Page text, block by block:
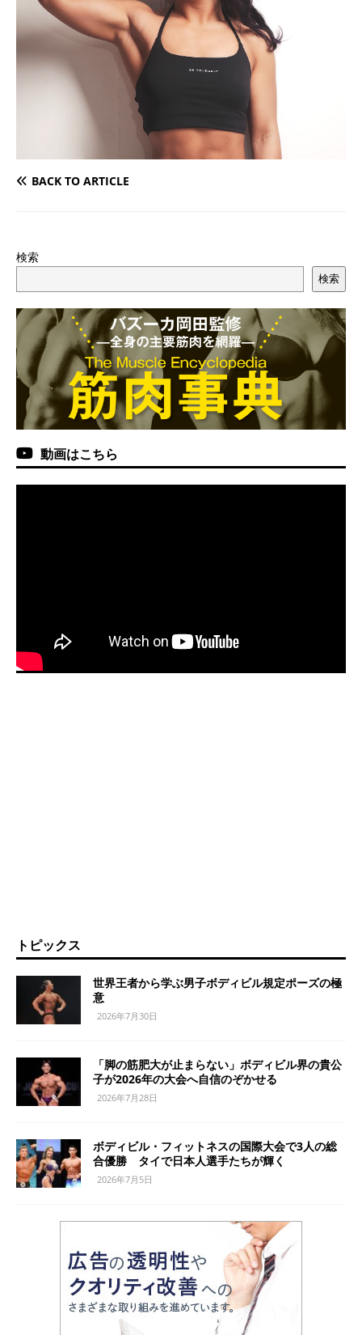
BACK TO ARTICLE
検索
検索
動画はこちら
トピックス
世界王者から学ぶ男子ボディビル規定ポーズの極
意
2026年7月30日
「脚の筋肥大が止まらない」ボディビル界の貴公
子が2026年の大会へ自信のぞかせる
2026年7月28日
ボディビル・フィットネスの国際大会で3人の総
合優勝 タイで日本人選手たちが輝く
2026年7月5日